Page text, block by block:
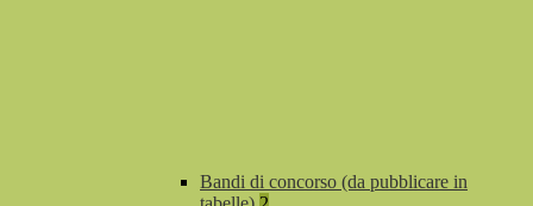
Bandi di concorso (da pubblicare in